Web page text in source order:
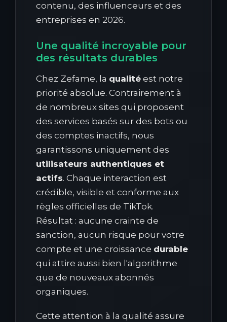
contenu, des influenceurs et des
entreprises en 2026.
Une qualité incroyable pour
des résultats durables
Chez Zefame, la qualité est notre
priorité absolue. Contrairement à
de nombreux sites qui proposent
des services basés sur des bots ou
des comptes inactifs, nous
garantissons uniquement des
utilisateurs authentiques et
actifs. Chaque interaction est
crédible, visible et conforme aux
règles officielles de TikTok.
Résultat : aucune crainte de
sanction, aucun risque pour votre
compte et une croissance durable
qui attire aussi bien l'algorithme
que de nouveaux abonnés
organiques.
Cette attention à la qualité assure